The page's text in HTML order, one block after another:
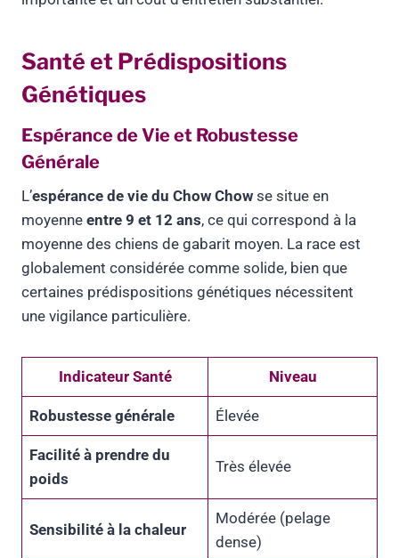
Santé et Prédispositions
Génétiques
Espérance de Vie et Robustesse
Générale
L’espérance de vie du Chow Chow se situe en
moyenne entre 9 et 12 ans, ce qui correspond à la
moyenne des chiens de gabarit moyen. La race est
globalement considérée comme solide, bien que
certaines prédispositions génétiques nécessitent
une vigilance particulière.
Indicateur Santé Niveau
Robustesse générale Élevée
Facilité à prendre du
poids
Très élevée
Sensibilité à la chaleur
Modérée (pelage
dense)